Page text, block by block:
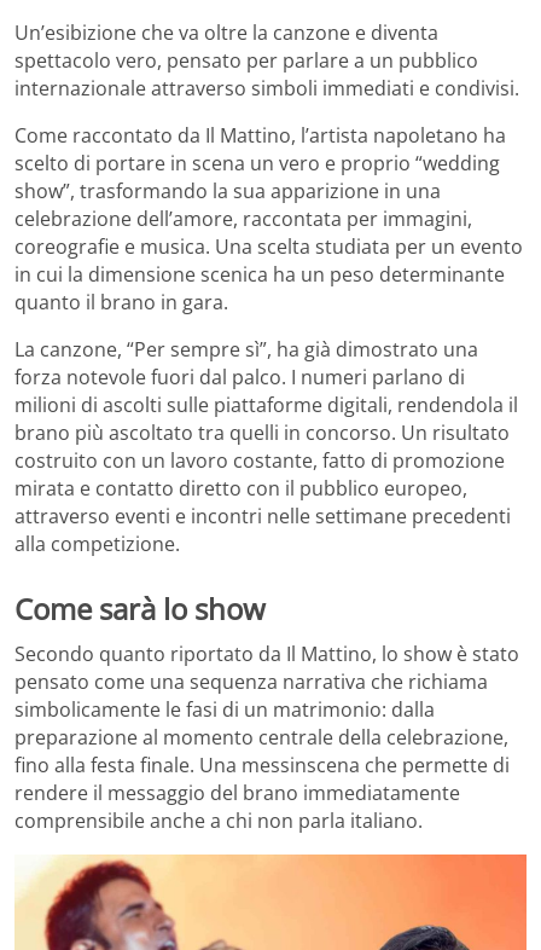
Un’esibizione che va oltre la canzone e diventa
spettacolo vero, pensato per parlare a un pubblico
internazionale attraverso simboli immediati e condivisi.
Come raccontato da Il Mattino, l’artista napoletano ha
scelto di portare in scena un vero e proprio “wedding
show”, trasformando la sua apparizione in una
celebrazione dell’amore, raccontata per immagini,
coreografie e musica. Una scelta studiata per un evento
in cui la dimensione scenica ha un peso determinante
quanto il brano in gara.
La canzone, “Per sempre sì”, ha già dimostrato una
forza notevole fuori dal palco. I numeri parlano di
milioni di ascolti sulle piattaforme digitali, rendendola il
brano più ascoltato tra quelli in concorso. Un risultato
costruito con un lavoro costante, fatto di promozione
mirata e contatto diretto con il pubblico europeo,
attraverso eventi e incontri nelle settimane precedenti
alla competizione.
Come sarà lo show
Secondo quanto riportato da Il Mattino, lo show è stato
pensato come una sequenza narrativa che richiama
simbolicamente le fasi di un matrimonio: dalla
preparazione al momento centrale della celebrazione,
fino alla festa finale. Una messinscena che permette di
rendere il messaggio del brano immediatamente
comprensibile anche a chi non parla italiano.